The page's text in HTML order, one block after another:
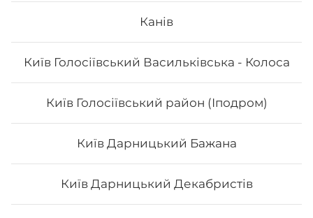
Канів
Київ Голосіївський Васильківська - Колоса
Київ Голосіївський район (Іподром)
Київ Дарницький Бажана
Київ Дарницький Декабристів
тунцем, футо асорті, футо з лососем
588₴ Хочу